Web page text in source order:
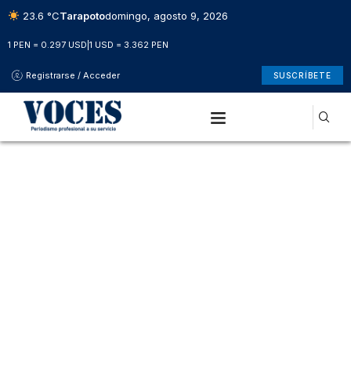
23.6 °CTarapotodomingo, agosto 9, 2026
1 PEN = 0.297 USD 1 USD = 3.362 PEN
Registrarse / Acceder SUSCRÍBETE